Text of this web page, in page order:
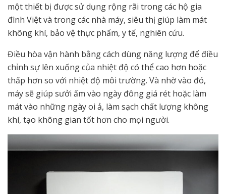
một thiết bị được sử dụng rộng rãi trong các hộ gia
đình Việt và trong các nhà máy, siêu thị giúp làm mát
không khí, bảo vệ thực phẩm, y tế, nghiên cứu.
Điều hòa vận hành bằng cách dùng năng lượng để điều
chỉnh sự lên xuống của nhiệt độ có thể cao hơn hoặc
thấp hơn so với nhiệt độ môi trường. Và nhờ vào đó,
máy sẽ giúp sưởi ấm vào ngày đông giá rét hoặc làm
mát vào những ngày oi ả, làm sạch chất lượng không
khí, tạo không gian tốt hơn cho mọi người.